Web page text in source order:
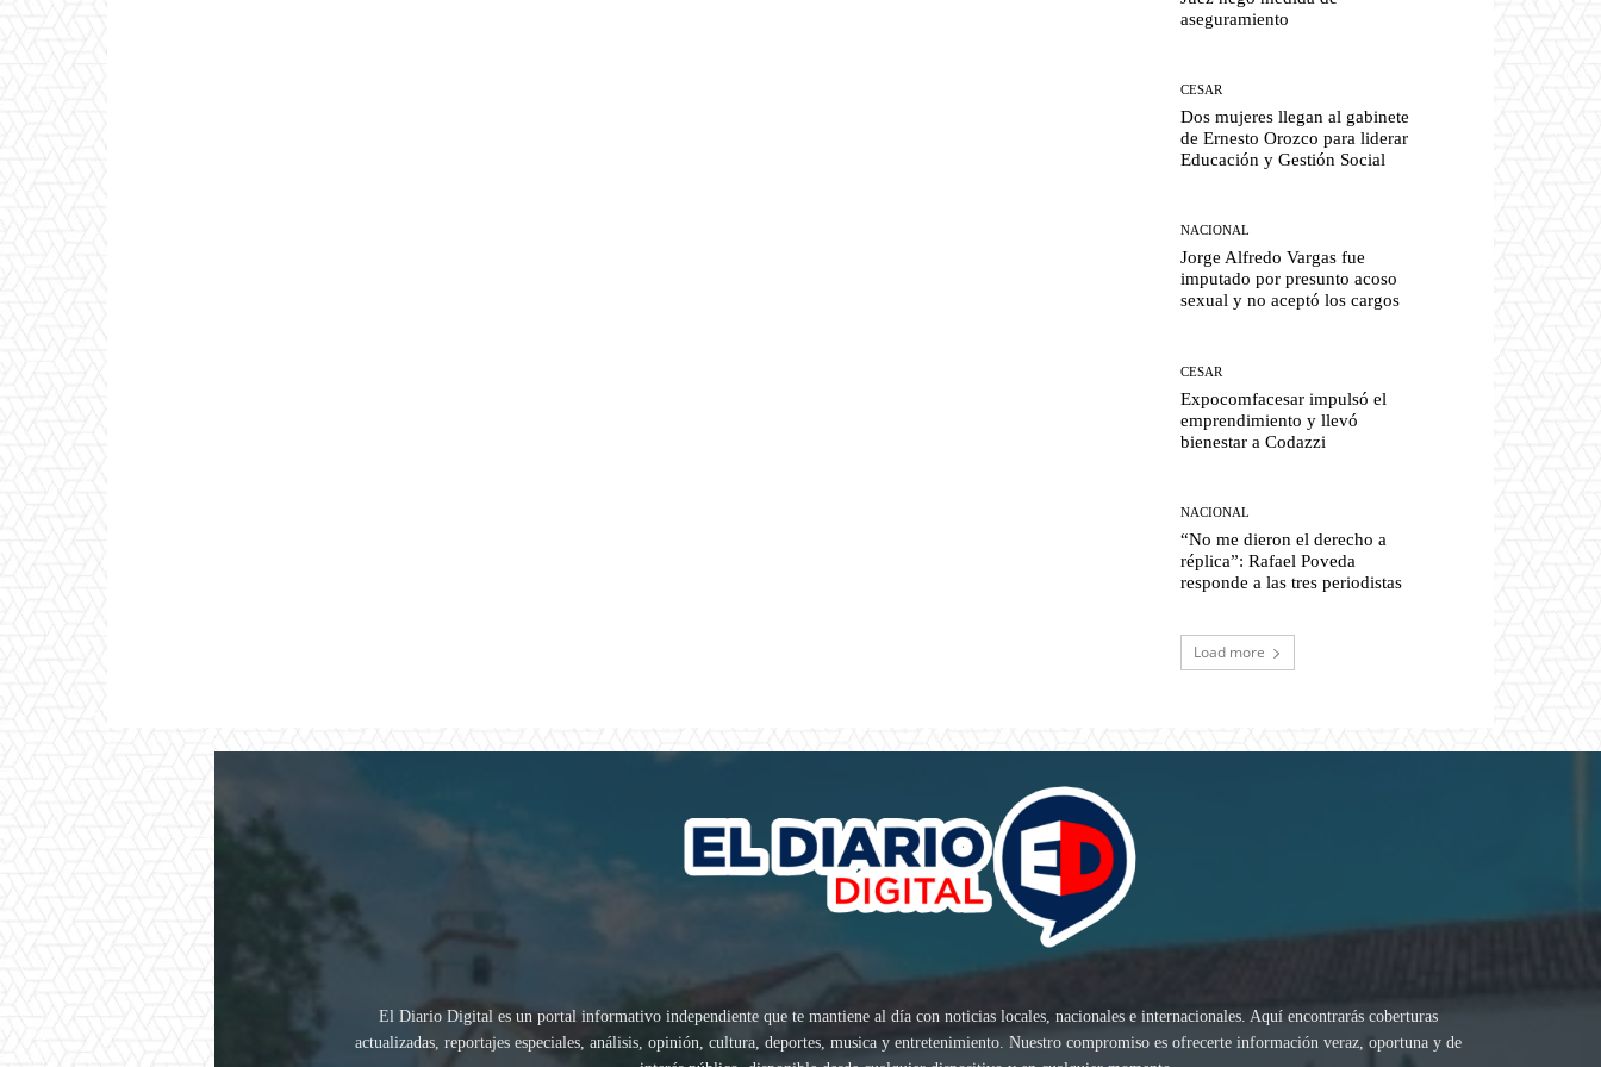
aseguramiento
CESAR
Dos mujeres llegan al gabinete
de Ernesto Orozco para liderar
Educación y Gestión Social
NACIONAL
Jorge Alfredo Vargas fue
imputado por presunto acoso
sexual y no aceptó los cargos
CESAR
Expocomfacesar impulsó el
emprendimiento y llevó
bienestar a Codazzi
NACIONAL
“No me dieron el derecho a
réplica”: Rafael Poveda
responde a las tres periodistas
Load more
El Diario Digital es un portal informativo independiente que te mantiene al día con noticias locales, nacionales e internacionales. Aquí encontrarás coberturas
actualizadas, reportajes especiales, análisis, opinión, cultura, deportes, musica y entretenimiento. Nuestro compromiso es ofrecerte información veraz, oportuna y de